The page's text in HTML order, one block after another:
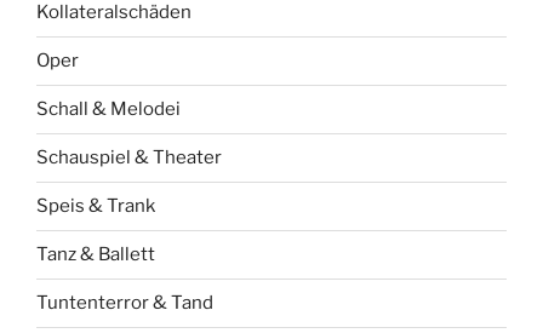
Kollateralschäden
Oper
Schall & Melodei
Schauspiel & Theater
Speis & Trank
Tanz & Ballett
Tuntenterror & Tand